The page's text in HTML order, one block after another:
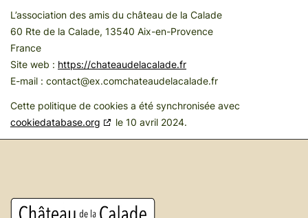
L’association des amis du château de la Calade
60 Rte de la Calade, 13540 Aix-en-Provence
France
Site web : https://chateaudelacalade.fr
E-mail : contact@ex.comchateaudelacalade.fr
Cette politique de cookies a été synchronisée avec
cookiedatabase.org
le 10 avril 2024.